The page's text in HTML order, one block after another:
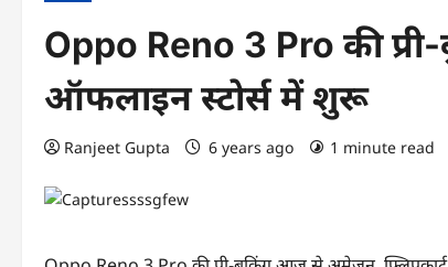
Oppo Reno 3 Pro की
ऑफलाइन स्टोर्स में शुरू
Ranjeet Gupta 6 years ago 1 minute read